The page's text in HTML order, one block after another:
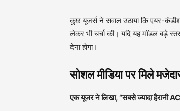
कुछ यूजर्स ने सवाल उठाया कि एयर-
लेकर भी चर्चा की। यदि यह मॉडल बड़े
देना होगा।
सोशल मीडिया पर मिले
एक यूजर ने लिखा, “सबसे ज्यादा हैरानी